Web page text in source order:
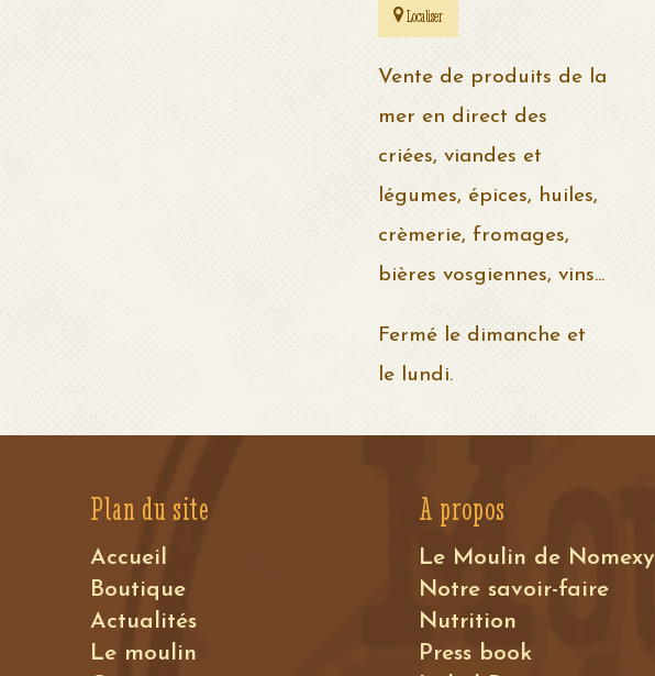
Localiser
Vente de produits de la
mer en direct des
criées, viandes et
légumes, épices, huiles,
crèmerie, fromages,
bières vosgiennes, vins...
Fermé le dimanche et
le lundi.
Plan du site
Accueil
Boutique
Actualités
Le moulin
A propos
Le Moulin de Nomexy
Notre savoir-faire
Nutrition
Press book